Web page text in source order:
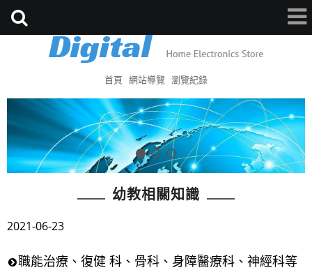
首頁 網站導覽 瀏覽紀錄
幼教相關知識
2021-06-23
職能治療、復健 科、骨科、身障醫療科、神經科等